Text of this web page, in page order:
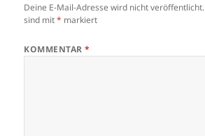
Deine E-Mail-Adresse wird nicht veröffentlicht.
sind mit* markiert
KOMMENTAR*